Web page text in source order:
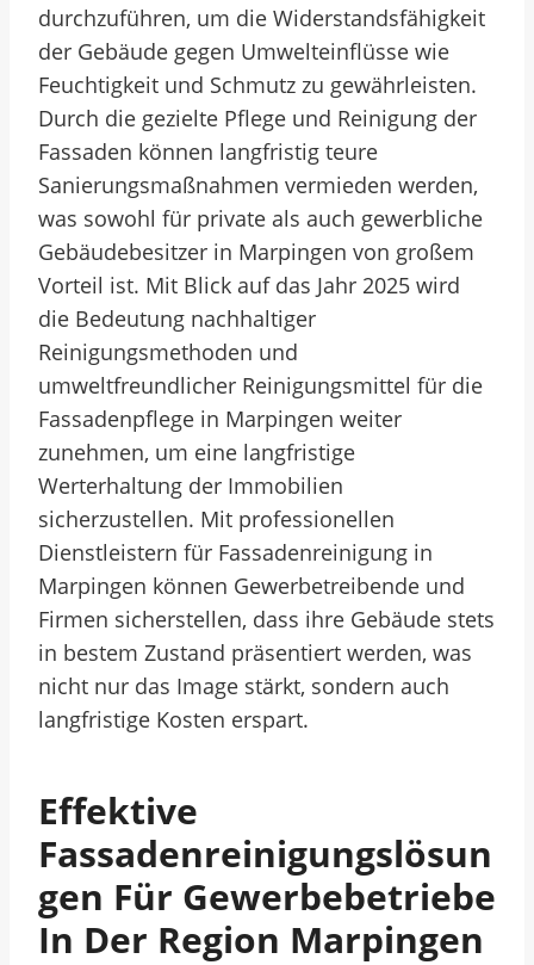
durchzuführen, um die Widerstandsfähigkeit
der Gebäude gegen Umwelteinflüsse wie
Feuchtigkeit und Schmutz zu gewährleisten.
Durch die gezielte Pflege und Reinigung der
Fassaden können langfristig teure
Sanierungsmaßnahmen vermieden werden,
was sowohl für private als auch gewerbliche
Gebäudebesitzer in Marpingen von großem
Vorteil ist. Mit Blick auf das Jahr 2025 wird
die Bedeutung nachhaltiger
Reinigungsmethoden und
umweltfreundlicher Reinigungsmittel für die
Fassadenpflege in Marpingen weiter
zunehmen, um eine langfristige
Werterhaltung der Immobilien
sicherzustellen. Mit professionellen
Dienstleistern für Fassadenreinigung in
Marpingen können Gewerbetreibende und
Firmen sicherstellen, dass ihre Gebäude stets
in bestem Zustand präsentiert werden, was
nicht nur das Image stärkt, sondern auch
langfristige Kosten erspart.
Effektive
Fassadenreinigungslösun
Gen Für Gewerbebetriebe
In Der Region Marpingen